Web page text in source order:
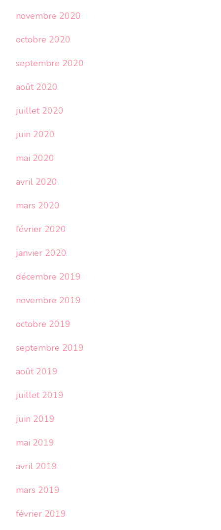
novembre 2020
octobre 2020
septembre 2020
août 2020
juillet 2020
juin 2020
mai 2020
avril 2020
mars 2020
février 2020
janvier 2020
décembre 2019
novembre 2019
octobre 2019
septembre 2019
août 2019
juillet 2019
juin 2019
mai 2019
avril 2019
mars 2019
février 2019